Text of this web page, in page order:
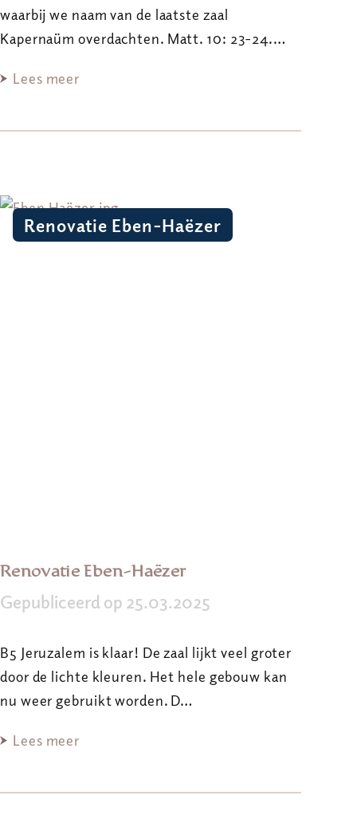
waarbij we naam van de laatste zaal
Kapernaüm overdachten. Matt. 10: 23-24.…
Lees meer
Renovatie Eben-Haëzer
Renovatie Eben-Haëzer
Gepubliceerd op 25.03.2025
B5 Jeruzalem is klaar! De zaal lijkt veel groter
door de lichte kleuren. Het hele gebouw kan
nu weer gebruikt worden. D…
Lees meer